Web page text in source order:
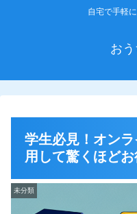
自宅で手軽
お
学生必見！オン
用して驚くほど
未分類